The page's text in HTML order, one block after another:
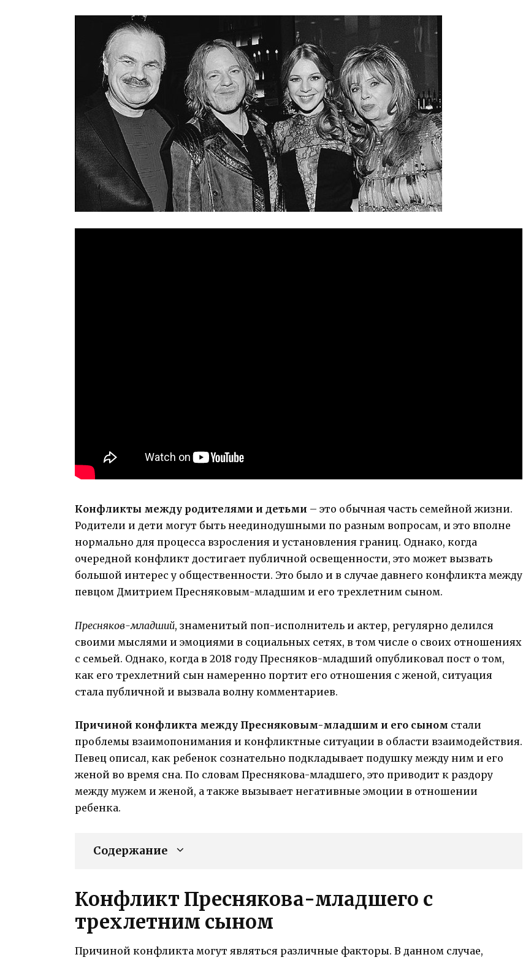
Конфликты между родителями и детьми – это обычная часть семейной жизни.
Родители и дети могут быть неединодушными по разным вопросам, и это вполне
нормально для процесса взросления и установления границ. Однако, когда
очередной конфликт достигает публичной освещенности, это может вызвать
большой интерес у общественности. Это было и в случае давнего конфликта между
певцом Дмитрием Пресняковым-младшим и его трехлетним сыном.
Пресняков-младший, знаменитый поп-исполнитель и актер, регулярно делился
своими мыслями и эмоциями в социальных сетях, в том числе о своих отношениях
с семьей. Однако, когда в 2018 году Пресняков-младший опубликовал пост о том,
как его трехлетний сын намеренно портит его отношения с женой, ситуация
стала публичной и вызвала волну комментариев.
Причиной конфликта между Пресняковым-младшим и его сыном стали
проблемы взаимопонимания и конфликтные ситуации в области взаимодействия.
Певец описал, как ребенок сознательно подкладывает подушку между ним и его
женой во время сна. По словам Преснякова-младшего, это приводит к раздору
между мужем и женой, а также вызывает негативные эмоции в отношении
ребенка.
Содержание
Конфликт Преснякова-младшего с
трехлетним сыном
Причиной конфликта могут являться различные факторы. В данном случае,